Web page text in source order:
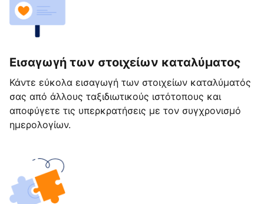
Εισαγωγή των στοιχείων καταλύματος
Κάντε εύκολα εισαγωγή των στοιχείων καταλύματός
σας από άλλους ταξιδιωτικούς ιστότοπους και
αποφύγετε τις υπερκρατήσεις με τον συγχρονισμό
ημερολογίων.